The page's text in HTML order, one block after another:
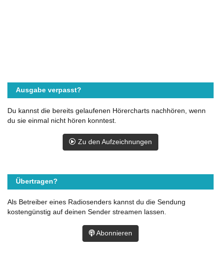
Ausgabe verpasst?
Du kannst die bereits gelaufenen Hörercharts nachhören, wenn
du sie einmal nicht hören konntest.
Zu den Aufzeichnungen
Übertragen?
Als Betreiber eines Radiosenders kannst du die Sendung
kostengünstig auf deinen Sender streamen lassen.
Abonnieren